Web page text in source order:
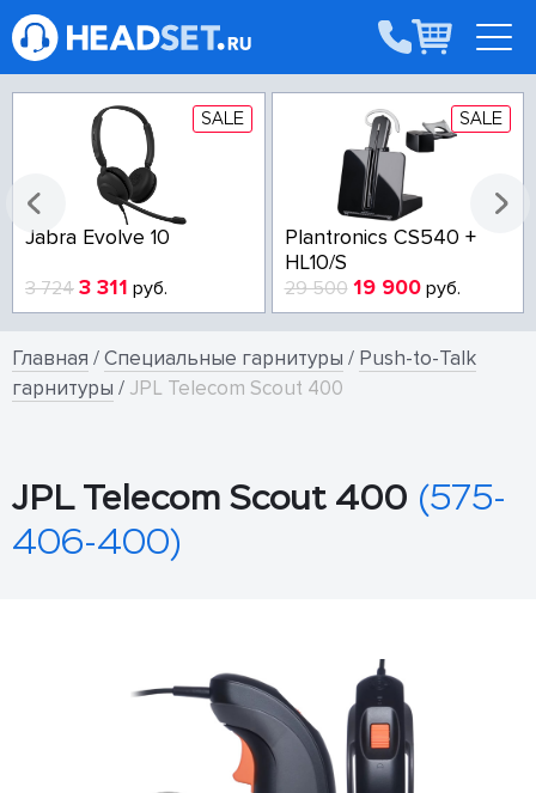
SALE
Jabra Evolve 10
3 724 3 311 руб.
SALE
Plantronics CS540 +
HL10/S
29 500 19 900руб.
Главная /Специальные гарнитуры / Push-to-Talk
гарнитуры / JPL Telecom Scout 400
JPL Telecom Scout 400 (575-
406-400)